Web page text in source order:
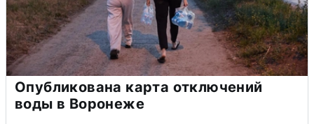
Опубликована карта отключений
воды в Воронеже